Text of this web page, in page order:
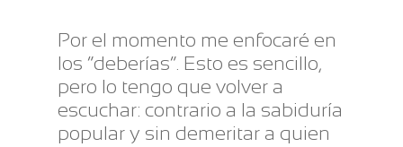
Por el momento me enfocaré en
los “deberías”. Esto es sencillo,
pero lo tengo que volver a
escuchar: contrario a la sabiduría
popular y sin demeritar a quien